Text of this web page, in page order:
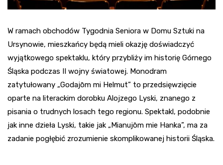
W ramach obchodów Tygodnia Seniora w Domu Sztuki na
Ursynowie, mieszkańcy będą mieli okazję doświadczyć
wyjątkowego spektaklu, który przybliży im historię Górnego
Śląska podczas II wojny światowej. Monodram
zatytułowany „Godajōm mi Helmut” to przedsięwzięcie
oparte na literackim dorobku Alojzego Lyski, znanego z
pisania o trudnych losach tego regionu. Spektakl, podobnie
jak inne dzieła Lyski, takie jak „Mianujōm mie Hanka”, ma za
zadanie pogłębić zrozumienie skomplikowanej historii Śląska.